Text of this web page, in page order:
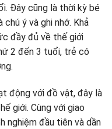
Đây cũng là thời kỳ bé
ý và ghi nhớ. Khả
đầy đủ về thế giới
2 đến 3 tuổi, trẻ có
động với đồ vật, đây là
giới. Cùng với giao
nghiệm đầu tiên và dần